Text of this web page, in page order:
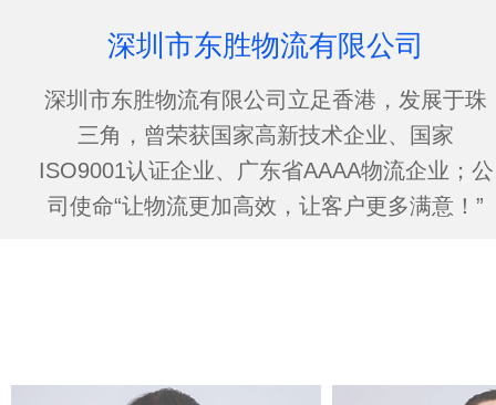
深圳市东胜物流有限公司
深圳市东胜物流有限公司立足香港，发展于珠
三角，曾荣获国家高新技术企业、国家
ISO9001认证企业、广东省AAAA物流企业；公
司使命“让物流更加高效，让客户更多满意！”